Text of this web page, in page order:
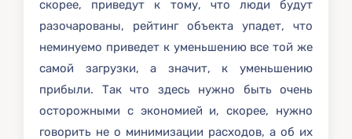
скорее, приведут к тому, что люди будут
разочарованы, рейтинг объекта упадет, что
неминуемо приведет к уменьшению все той же
самой загрузки, а значит, к уменьшению
прибыли. Так что здесь нужно быть очень
осторожными с экономией и, скорее, нужно
говорить не о минимизации расходов, а об их